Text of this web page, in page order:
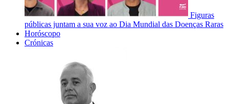
Figuras
públicas juntam a sua voz ao Dia Mundial das Doenças Raras
Horóscopo
Crónicas